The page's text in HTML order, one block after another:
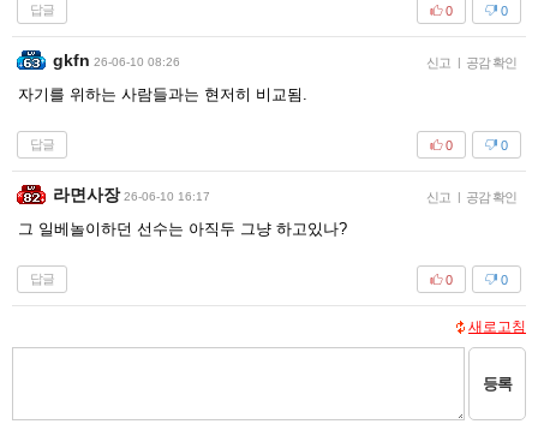
답글 0
0
gkfn 26-06-10 08:26 신고 | 공감 확인
자기를 위하는 사람들과는 현저히 비교됨.
답글 0
0
라면사장 26-06-10 16:17 신고 | 공감 확인
그 일베놀이하던 선수는 아직두 그냥 하고있나?
답글 0
0
새로고침
등록